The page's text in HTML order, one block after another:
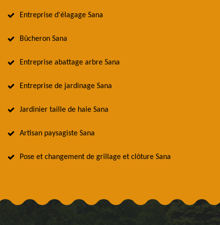
Entreprise d'élagage Sana
Bûcheron Sana
Entreprise abattage arbre Sana
Entreprise de jardinage Sana
Jardinier taille de haie Sana
Artisan paysagiste Sana
Pose et changement de grillage et clôture Sana